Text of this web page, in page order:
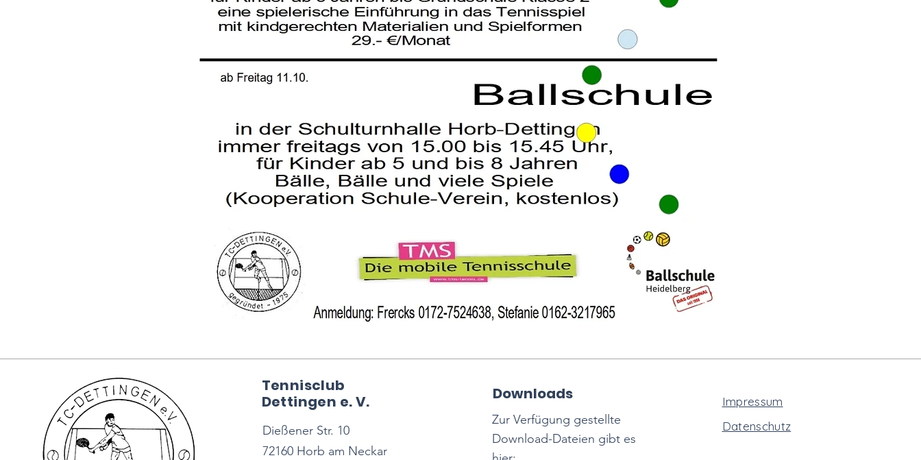
Tennisclub
Dettingen e. V.
Dießener Str. 10
72160 Horb am Neckar
Downloads
Zur Verfügung gestellte
Download-Dateien gibt es
Impressum
Datenschutz